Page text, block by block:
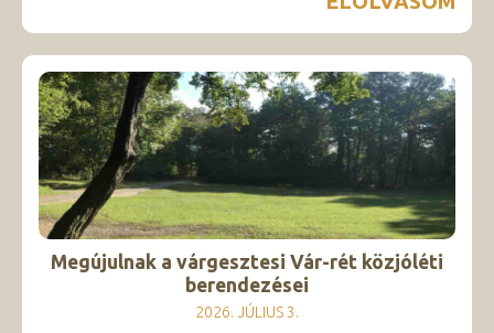
Megújulnak a várgesztesi Vár-rét közjóléti
berendezései
2026. JÚLIUS 3.